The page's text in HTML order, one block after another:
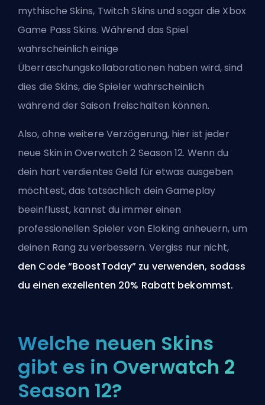
mythische Skins, Twitch Skins und sogar die Xbox
Game Pass Skins. Während das Spiel
wahrscheinlich einige
Überraschungskollaborationen haben wird, sind
dies die Skins, die Spieler wahrscheinlich
während der Saison freischalten können.
Also, ohne weitere Verzögerung, hier ist jeder
neue Skin in Overwatch 2 Season 12. Wenn du
dein hart verdientes Geld für etwas ausgeben
möchtest, das tatsächlich dein Gameplay
beeinflusst, kannst du immer einen
professionellen Spieler von Eloking anheuern, um
deinen Rang zu verbessern. Vergiss nur nicht,
den Code “BoostToday” zu verwenden, sodass
du einen exzellenten 20% Rabatt bekommst.
Welche neuen Skins
gibt es in Overwatch 2
Season 12?